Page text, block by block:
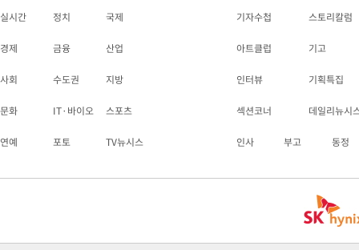
실시간 정치 국제
경제 금융 산업
사회 수도권 지방
문화 IT·바이오 스포츠
연예 포토 TV뉴시스
기자수첩 스토리칼럼
아트클럽 기고
인터뷰 기획특집
섹션코너 데일리뉴시
인사 부고 동정